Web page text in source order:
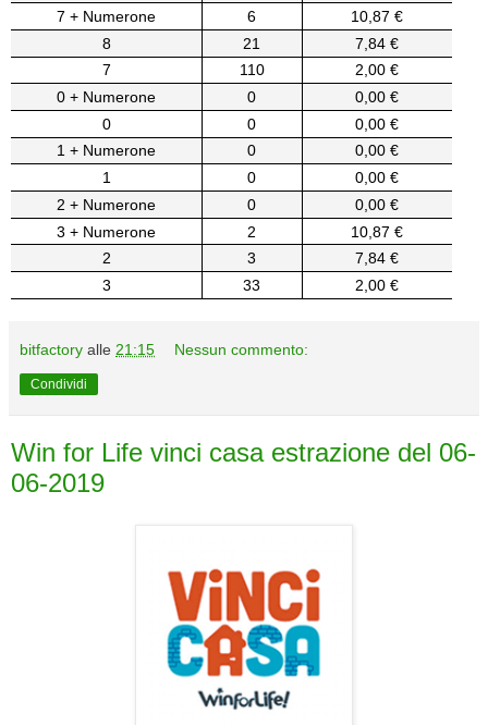
7 + Numerone
6
10,87 €
8
21
7,84 €
7
110
2,00 €
0 + Numerone
0
0,00 €
0
0
0,00 €
1 + Numerone
0
0,00 €
1
0
0,00 €
2 + Numerone
0
0,00 €
3 + Numerone
2
10,87 €
2
3
7,84 €
3
33 2,00 €
bitfactory alle 21:15 Nessun commento:
Condividi
Win for Life vinci casa estrazione del 06-
06-2019